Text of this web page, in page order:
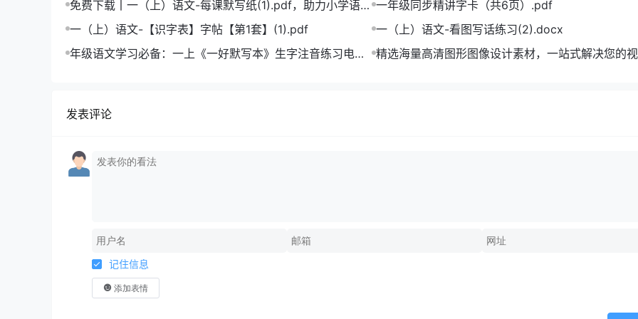
免费下载丨一（上）语文-每课默写纸(1).pdf，助力小学语文
成绩飞跃
一年级同步精讲字卡（共6页）.pdf
一（上）语文-【识字表】字帖【第1套】(1).pdf
一（上）语文-看图写话练习(2).docx
年级语文学习必备：一上《一好默写本》生字注音练习电子
精选海量高清图形图像设计素材，一站式解决您的
发表评论
记住信息
添加表情